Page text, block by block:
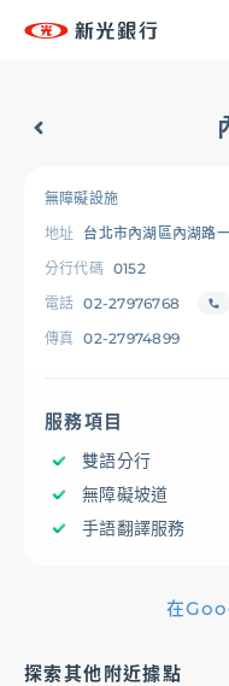
台新新光集團
OMNI-U
信用卡
貸款
存匯
財富管理/信託/保險
無障礙設施
地址 台北市內湖區內湖路
分行代碼 0152
電話 02-27976768
傳真 02-27974899
服務項目
雙語分行
無障礙坡道
手語翻譯服務
在
探索其他附近據點